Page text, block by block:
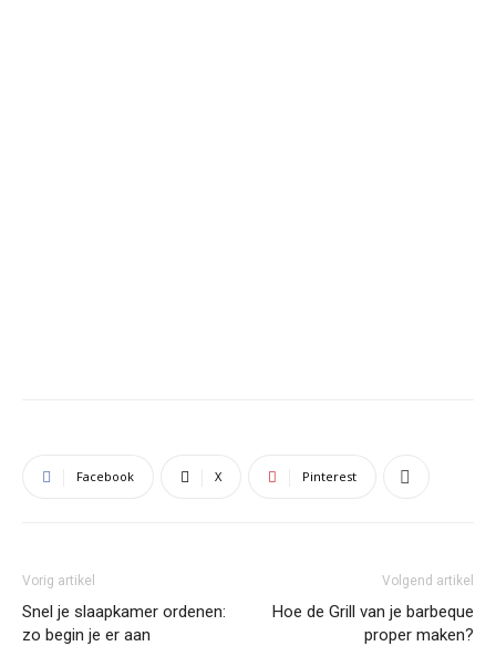
Facebook X Pinterest
Vorig artikel
Snel je slaapkamer ordenen:
zo begin je er aan
Volgend artikel
Hoe de Grill van je barbeque
proper maken?